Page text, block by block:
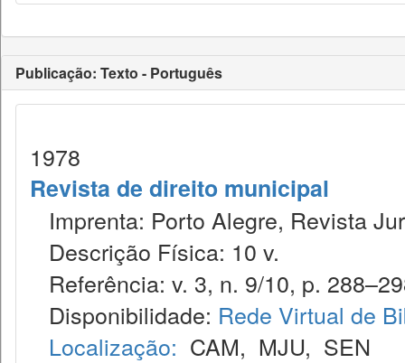
Publicação: Texto - Português
1978
Revista de direito municipal
Imprenta: Porto Alegre, Revista
Descrição Física: 10 v.
Referência: v. 3, n. 9/10, p.
Disponibilidade: Rede Virtual de
Localização: CAM, MJU, SEN